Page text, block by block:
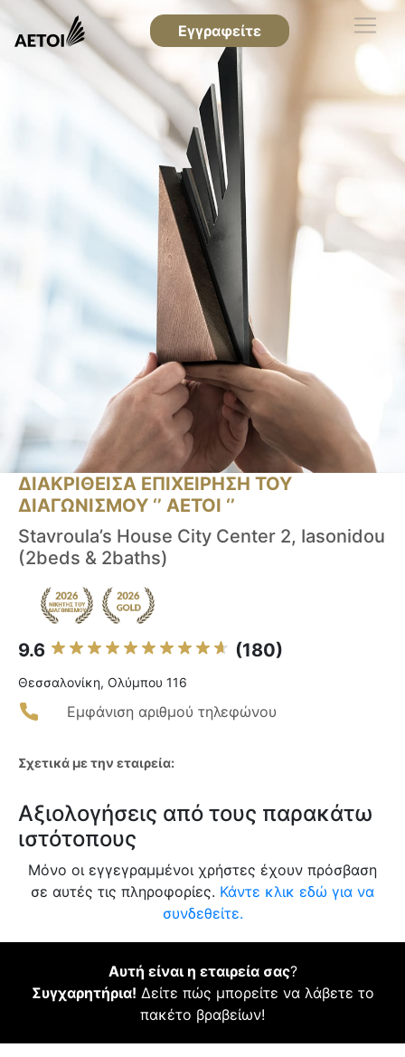
Εγγραφείτε
ΔΙΑΚΡΙΘΕΙΣΑ ΕΠΙΧΕΙΡΗΣΗ ΤΟΥ
ΔΙΑΓΩΝΙΣΜΟΥ ‘’ ΑΕΤΟΙ ‘’
Stavroula’s House City Center 2, Iasonidou
(2beds & 2baths)
9.6 (180)
Θεσσαλονίκη, Ολύμπου 116
Εμφάνιση αριθμού τηλεφώνου
Σχετικά με την εταιρεία:
Αξιολογήσεις από τους παρακάτω
ιστότοπους
Μόνο οι εγγεγραμμένοι χρήστες έχουν πρόσβαση
σε αυτές τις πληροφορίες. Κάντε κλικ εδώ για να
συνδεθείτε.
Αυτή είναι η εταιρεία σας?
Συγχαρητήρια! Δείτε πώς μπορείτε να λάβετε το
πακέτο βραβείων!